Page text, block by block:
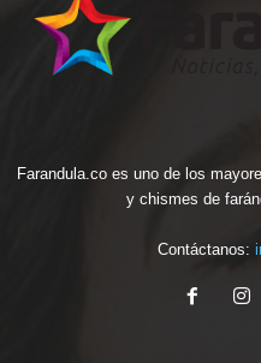
Farandula.co es uno de los
y chismes de
Contáctanos: